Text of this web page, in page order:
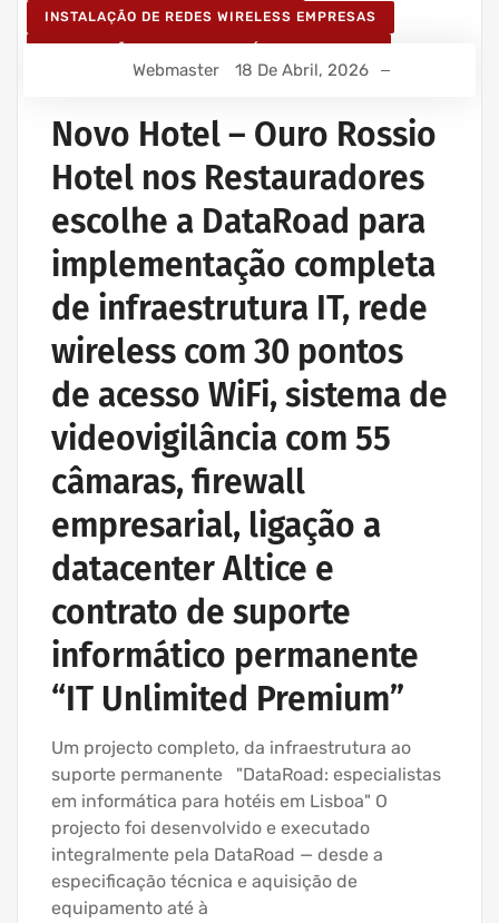
INSTALAÇÃO DE REDES WIRELESS EMPRESAS
Webmaster 18 De Abril, 2026
Novo Hotel – Ouro Rossio
Hotel nos Restauradores
escolhe a DataRoad para
implementação completa
de infraestrutura IT, rede
wireless com 30 pontos
de acesso WiFi, sistema de
videovigilância com 55
câmaras, firewall
empresarial, ligação a
datacenter Altice e
contrato de suporte
informático permanente
“IT Unlimited Premium”
Um projecto completo, da infraestrutura ao
suporte permanente "DataRoad: especialistas
em informática para hotéis em Lisboa" O
projecto foi desenvolvido e executado
integralmente pela DataRoad — desde a
especificação técnica e aquisição de
equipamento até à